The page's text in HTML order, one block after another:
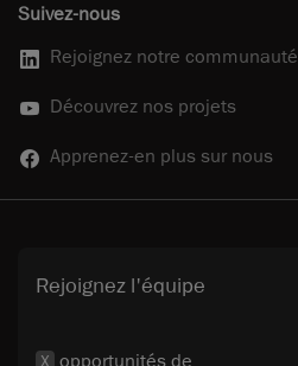
Suivez-nous
Rejoignez notre communauté
Découvrez nos projets
Apprenez-en plus sur nous
Rejoignez l'équipe
X opportunités de